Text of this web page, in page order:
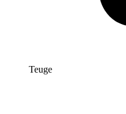
Teuge